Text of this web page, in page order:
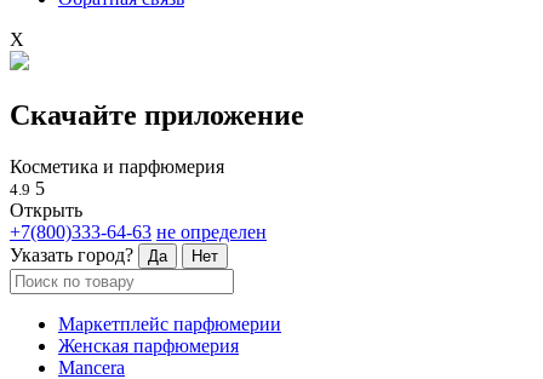
X
Скачайте приложение
Косметика и парфюмерия
4.9 5
Открыть
+7(800)333-64-63 не определен
Указать город?
Да Нет
Маркетплейс парфюмерии
Женская парфюмерия
Mancera